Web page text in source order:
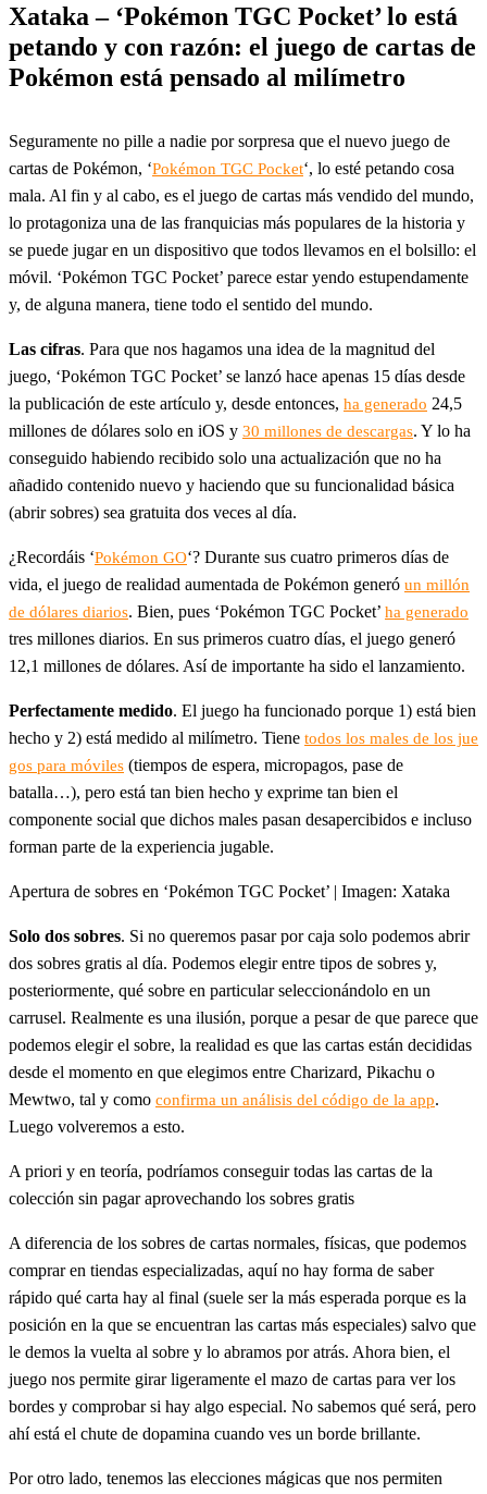
Xataka – ‘Pokémon TGC Pocket’ lo está
petando y con razón: el juego de cartas de
Pokémon está pensado al milímetro
Seguramente no pille a nadie por sorpresa que el nuevo juego de
cartas de Pokémon, ‘Pokémon TGC Pocket‘, lo esté petando cosa
mala. Al fin y al cabo, es el juego de cartas más vendido del mundo,
lo protagoniza una de las franquicias más populares de la historia y
se puede jugar en un dispositivo que todos llevamos en el bolsillo: el
móvil. ‘Pokémon TGC Pocket’ parece estar yendo estupendamente
y, de alguna manera, tiene todo el sentido del mundo.
Las cifras. Para que nos hagamos una idea de la magnitud del
juego, ‘Pokémon TGC Pocket’ se lanzó hace apenas 15 días desde
la publicación de este artículo y, desde entonces, ha generado 24,5
millones de dólares solo en iOS y 30 millones de descargas. Y lo ha
conseguido habiendo recibido solo una actualización que no ha
añadido contenido nuevo y haciendo que su funcionalidad básica
(abrir sobres) sea gratuita dos veces al día.
¿Recordáis ‘Pokémon GO‘? Durante sus cuatro primeros días de
vida, el juego de realidad aumentada de Pokémon generó un millón
de dólares diarios. Bien, pues ‘Pokémon TGC Pocket’ ha generado
tres millones diarios. En sus primeros cuatro días, el juego generó
12,1 millones de dólares. Así de importante ha sido el lanzamiento.
Perfectamente medido. El juego ha funcionado porque 1) está bien
hecho y 2) está medido al milímetro. Tiene todos los males de los jue
gos para móviles (tiempos de espera, micropagos, pase de
batalla…), pero está tan bien hecho y exprime tan bien el
componente social que dichos males pasan desapercibidos e incluso
forman parte de la experiencia jugable.
Apertura de sobres en ‘Pokémon TGC Pocket’ | Imagen: Xataka
Solo dos sobres. Si no queremos pasar por caja solo podemos abrir
dos sobres gratis al día. Podemos elegir entre tipos de sobres y,
posteriormente, qué sobre en particular seleccionándolo en un
carrusel. Realmente es una ilusión, porque a pesar de que parece que
podemos elegir el sobre, la realidad es que las cartas están decididas
desde el momento en que elegimos entre Charizard, Pikachu o
Mewtwo, tal y como confirma un análisis del código de la app.
Luego volveremos a esto.
A priori y en teoría, podríamos conseguir todas las cartas de la
colección sin pagar aprovechando los sobres gratis
A diferencia de los sobres de cartas normales, físicas, que podemos
comprar en tiendas especializadas, aquí no hay forma de saber
rápido qué carta hay al final (suele ser la más esperada porque es la
posición en la que se encuentran las cartas más especiales) salvo que
le demos la vuelta al sobre y lo abramos por atrás. Ahora bien, el
juego nos permite girar ligeramente el mazo de cartas para ver los
bordes y comprobar si hay algo especial. No sabemos qué será, pero
ahí está el chute de dopamina cuando ves un borde brillante.
Por otro lado, tenemos las elecciones mágicas que nos permiten